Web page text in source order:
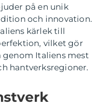
på en unik
och innovation.
kärlek till
vilket gör
genom Italiens mest
hantverksregioner.